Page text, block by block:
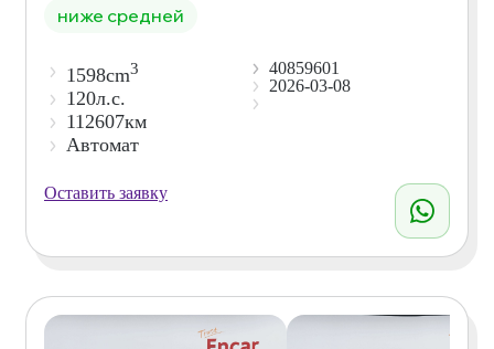
ниже средней
1598cm3
120л.с.
112607км
Автомат
40859601
2026-03-08
Оставить заявку